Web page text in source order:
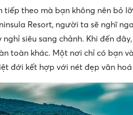
tiếp theo mà bạn không nên bỏ
Resort, người ta sẽ nghĩ
nghỉ siêu sang chảnh. Khi đến
toàn khác. Một nơi chỉ có bạn
đới kết hợp với nét đẹp văn